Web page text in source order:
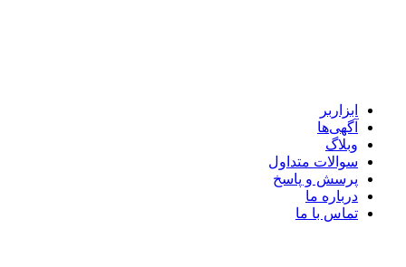
ابزاربر
آگهی‌ها
وبلاگ
سوالات متداول
پرسش و پاسخ
درباره ما
تماس با ما